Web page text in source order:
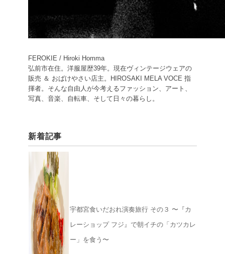
FEROKIE / Hiroki Homma
弘前市在住。洋服屋歴39年。現在ヴィンテージウェアの
販売 ＆ おばけやさい店主。HIROSAKI MELA VOCE 指
揮者。そんな自由人が今考えるファッション、アート、
写真、音楽、自転車、そして日々の暮らし。
新着記事
宇都宮食いだおれ演奏旅行 その３ 〜『カ
レーショップ フジ』で朝イチの「カツカレ
ー」を食う〜